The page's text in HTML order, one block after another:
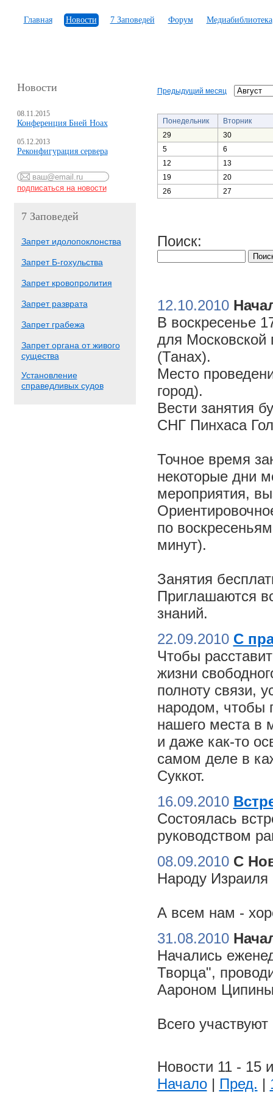
Главная Новости 7 Заповедей Форум Медиабиблиотека
Новости
08.11.2015
Конференция Бней Ноах
05.12.2013
Реконфигурация сервера
7 Заповедей
Запрет идолопоклонства
Запрет Б-гохульства
Запрет кровопролития
Запрет разврата
Запрет грабежа
Запрет органа от живого
существа
Установление
справедливых судов
Предыдущий месяц
Понедельник
Вторник
29
30
5
6
12
13
19
20
26
27
Поиск:
12.10.2010
В воскресенье
для Московской
(Танах).
Место
город).
Вести занятия
СНГ Пинхаса
Точное время
некоторые дни
мероприятия,
по
минут).
Занятия
Приглашаются
знаний.
22.09.2010 С
Чтобы
жизни
полноту связи,
народом, чтобы
нашего места в
и даже как-то
самом деле в
Суккот.
16.09.2010
Состоялась
руководством
08.09.2010 С
Народу Израиля
А всем нам -
31.08.2010
Начались
Творца",
Аароном
Всего
Новости 11 - 15
Начало| Пред. |